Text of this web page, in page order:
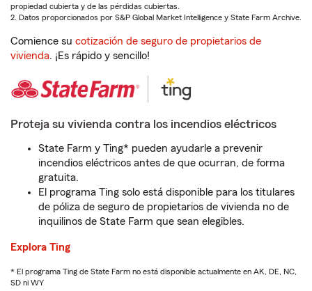
propiedad cubierta y de las pérdidas cubiertas.
2. Datos proporcionados por S&P Global Market Intelligence y State Farm Archive.
Comience su cotización de seguro de propietarios de
vivienda. ¡Es rápido y sencillo!
Proteja su vivienda contra los incendios eléctricos
State Farm y Ting* pueden ayudarle a prevenir
incendios eléctricos antes de que ocurran, de forma
gratuita.
El programa Ting solo está disponible para los titulares
de póliza de seguro de propietarios de vivienda no de
inquilinos de State Farm que sean elegibles.
Explora Ting
* El programa Ting de State Farm no está disponible actualmente en AK, DE, NC,
SD ni WY